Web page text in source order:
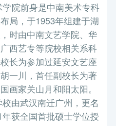
院前身是中南美术专科
局，于1953年组建于湖
时由中南文艺学院、华
西艺专等院校相关系科
长为参加过延安文艺座
一川，首任副校长为著
画家关山月和阳太阳。
由武汉南迁广州，更名
获全国首批硕士学位授